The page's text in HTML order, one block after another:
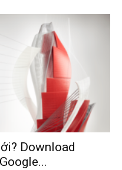
Download